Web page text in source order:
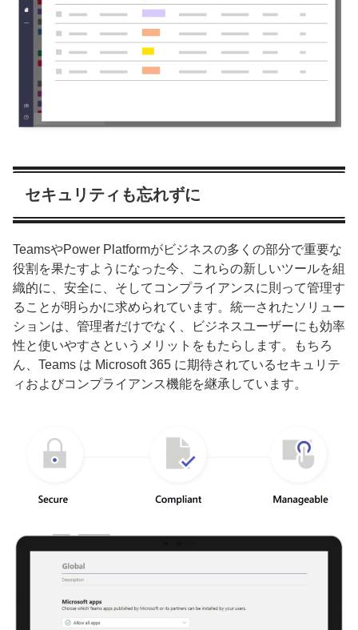
セキュリティも忘れずに
TeamsやPower Platformがビジネスの多くの部分で重要な
役割を果たすようになった今、これらの新しいツールを組
織的に、安全に、そしてコンプライアンスに則って管理す
ることが明らかに求められています。統一されたソリュー
ションは、管理者だけでなく、ビジネスユーザーにも効率
性と使いやすさというメリットをもたらします。もちろ
ん、Teams は Microsoft 365 に期待されているセキュリテ
ィおよびコンプライアンス機能を継承しています。